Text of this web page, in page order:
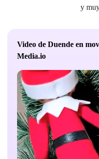
y
Video de Duende en
Media.io